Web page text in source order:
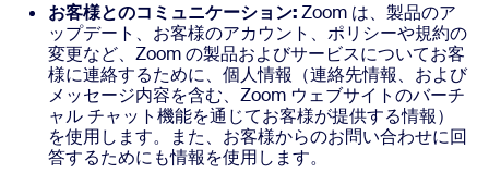
お客様とのコミュニケーション:Zoom は、製品のア
ップデート、お客様のアカウント、ポリシーや規約の
変更など、Zoom の製品およびサービスについてお客
様に連絡するために、個人情報（連絡先情報、および
メッセージ内容を含む、Zoom ウェブサイトのバーチ
ャル チャット機能を通じてお客様が提供する情報）
を使用します。また、お客様からのお問い合わせに回
答するためにも情報を使用します。